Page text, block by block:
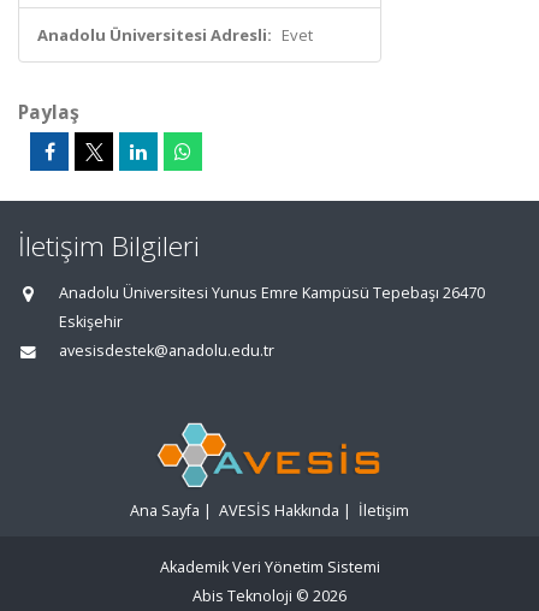
Anadolu Üniversitesi Adresli: Evet
Paylaş
İletişim Bilgileri
Anadolu Üniversitesi Yunus Emre Kampüsü Tepebaşı 26470
Eskişehir
avesisdestek@anadolu.edu.tr
Ana Sayfa | AVESİS Hakkında | İletişim
Akademik Veri Yönetim Sistemi
Abis Teknoloji © 2026